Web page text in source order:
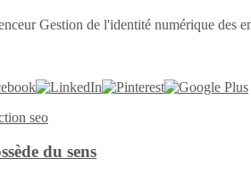
Gestion de l'identité numérique des
seo
du sens